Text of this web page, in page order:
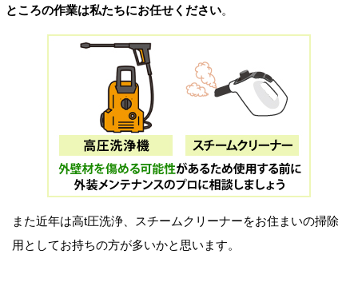
ところの作業は私たちにお任せください。
また近年は高t圧洗浄、スチームクリーナーをお住まいの掃除
用としてお持ちの方が多いかと思います。